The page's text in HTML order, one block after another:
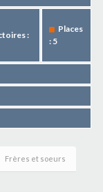
:
Places
: 5
Frères et soeurs